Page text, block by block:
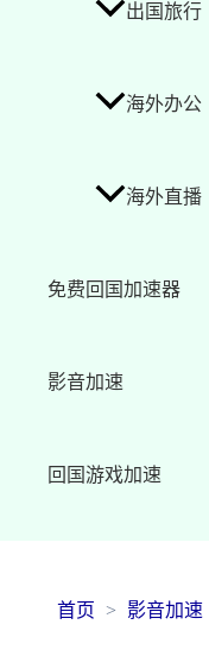
出国旅行
海外办公
海外直播
免费回国加速器
影音加速
回国游戏加速
首页 影音加速